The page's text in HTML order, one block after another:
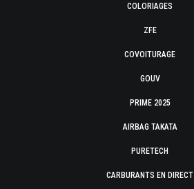
COLORIAGES
ZFE
COVOITURAGE
GOUV
PRIME 2025
AIRBAG TAKATA
PURETECH
CARBURANTS EN DIRECT